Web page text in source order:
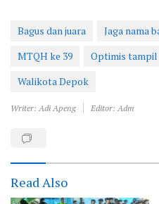
Bagus dan juara Jaga nama
MTQH ke 39
Optimis tampil
Walikota Depok
Writer: Adi Apeng Editor: Adm
Read Also